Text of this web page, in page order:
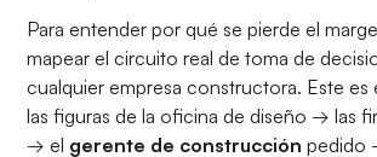
Para entender por qué se pierde el
mapear el circuito real de toma de
cualquier empresa constructora. Este es
las figuras de la oficina de diseño → las
→ el gerente de construcción pedido